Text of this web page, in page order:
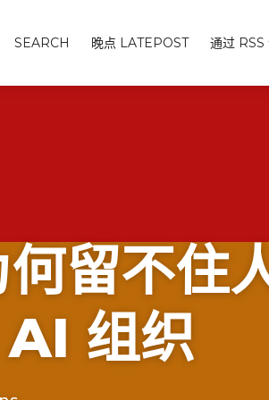
SEARCH 晚点 LATEPOST 通过
留不住
组织